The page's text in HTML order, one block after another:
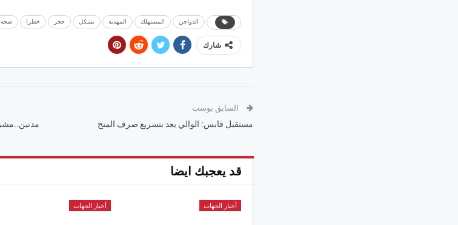
الدواجن المستهلك المهدية تشكل حجز خطرا صحة
شارك
السابق بوست
مستقبل قابس: الوالي يعد بتسريع صرف المنح
قد يعجبك ايضا
أخبار الجهات أخبار الجهات